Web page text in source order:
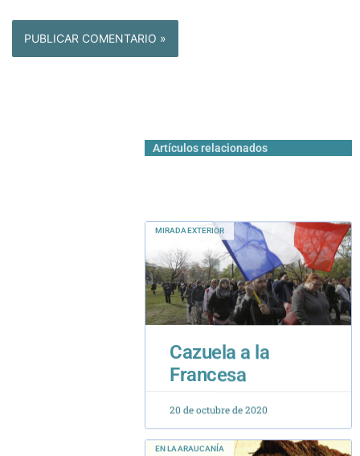
Artículos relacionados
Cazuela a la
Francesa
20 de octubre de 2020